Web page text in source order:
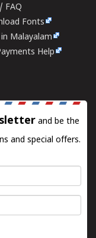
FAQ
Fonts
Malayalam
Help
and be the
and special offers.